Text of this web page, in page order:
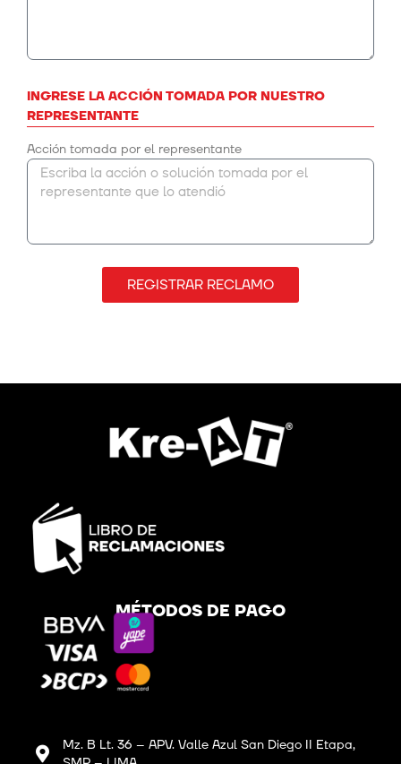
INGRESE LA ACCIÓN TOMADA POR NUESTRO
REPRESENTANTE
Acción tomada por el representante
REGISTRAR RECLAMO
MÉTODOS DE PAGO
Mz. B Lt. 36 – APV. Valle Azul San Diego II Etapa,